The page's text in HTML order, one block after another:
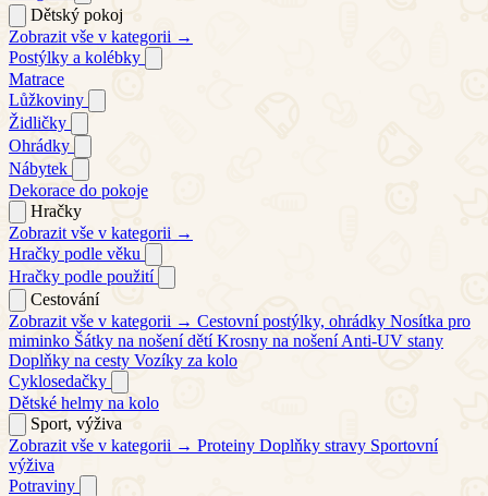
Dětský pokoj
Zobrazit vše v kategorii →
Postýlky a kolébky
Matrace
Lůžkoviny
Židličky
Ohrádky
Nábytek
Dekorace do pokoje
Hračky
Zobrazit vše v kategorii →
Hračky podle věku
Hračky podle použití
Cestování
Zobrazit vše v kategorii → Cestovní postýlky, ohrádky Nosítka pro
miminko Šátky na nošení dětí Krosny na nošení Anti-UV stany
Doplňky na cesty Vozíky za kolo
Cyklosedačky
Dětské helmy na kolo
Sport, výživa
Zobrazit vše v kategorii → Proteiny Doplňky stravy Sportovní
výživa
Potraviny